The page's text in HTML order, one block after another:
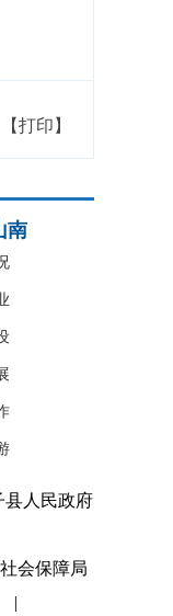
【打印】
南
县人民政府
会保障局
|